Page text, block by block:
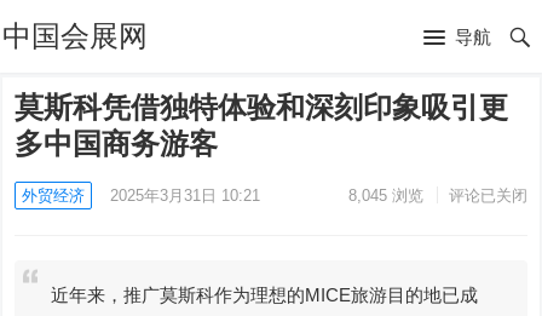
中国会展网 导航
莫斯科凭借独特体验和深刻印象吸引更
多中国商务游客
外贸经济 2025年3月31日 10:21 8,045浏览 评论已关闭
近年来，推广莫斯科作为理想的MICE旅游目的地已成